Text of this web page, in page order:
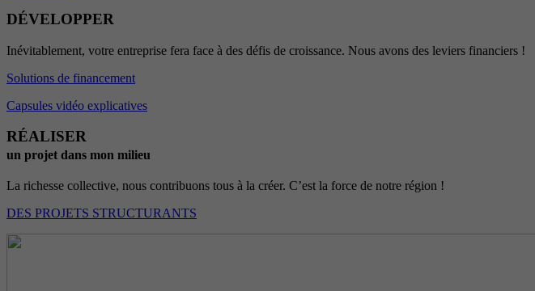
DÉVELOPPER
Inévitablement, votre entreprise fera face à des défis de croissance. Nous avons des leviers financiers !
Solutions de financement
Capsules vidéo explicatives
RÉALISER
un projet dans mon milieu
La richesse collective, nous contribuons tous à la créer. C’est la force de notre région !
DES PROJETS STRUCTURANTS